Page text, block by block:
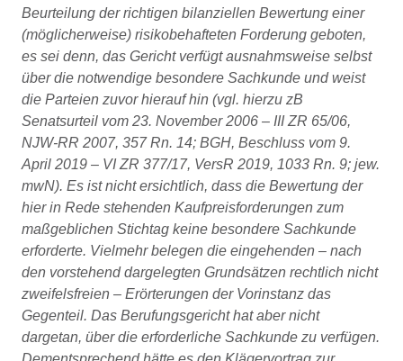
Beurteilung der richtigen bilanziellen Bewertung einer
(möglicherweise) risikobehafteten Forderung geboten,
es sei denn, das Gericht verfügt ausnahmsweise selbst
über die notwendige besondere Sachkunde und weist
die Parteien zuvor hierauf hin (vgl. hierzu zB
Senatsurteil vom 23. November 2006 – III ZR 65/06,
NJW-RR 2007, 357 Rn. 14; BGH, Beschluss vom 9.
April 2019 – VI ZR 377/17, VersR 2019, 1033 Rn. 9; jew.
mwN). Es ist nicht ersichtlich, dass die Bewertung der
hier in Rede stehenden Kaufpreisforderungen zum
maßgeblichen Stichtag keine besondere Sachkunde
erforderte. Vielmehr belegen die eingehenden – nach
den vorstehend dargelegten Grundsätzen rechtlich nicht
zweifelsfreien – Erörterungen der Vorinstanz das
Gegenteil. Das Berufungsgericht hat aber nicht
dargetan, über die erforderliche Sachkunde zu verfügen.